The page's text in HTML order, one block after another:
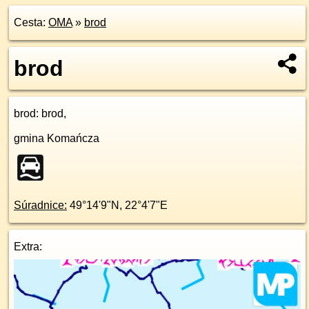
Cesta: OMA» brod
brod
brod: brod,
gmina Komańcza
Súradnice: 49°14'9"N , 22°4'7"E
Extra: